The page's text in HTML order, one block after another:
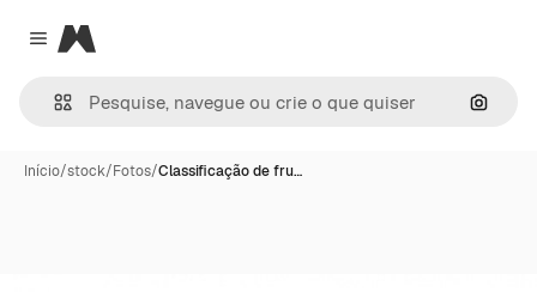
Close menu
Magnific
Início/stock/Fotos/Classificação de fru…